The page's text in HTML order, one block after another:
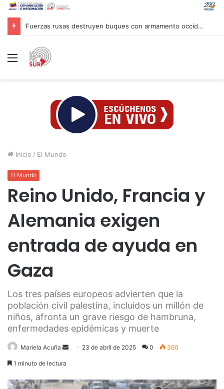
Fuerzas rusas destruyen buques con armamento occidental en el mar Negro
Menú
Inicio / El Mundo
El Mundo
Reino Unido, Francia y
Alemania exigen
entrada de ayuda en
Gaza
Los tres países europeos advierten que la
población civil palestina, incluidos un millón de
niños, afronta un grave riesgo de hambruna,
enfermedades epidémicas y muerte
Mariela Acuña
Send 23 de abril de 2025 0 360
1 minuto de lectura